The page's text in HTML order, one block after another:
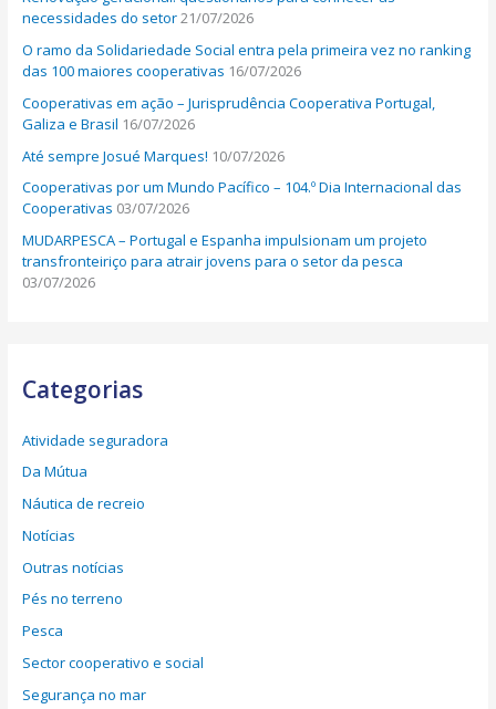
necessidades do setor21/07/2026
O ramo da Solidariedade Social entra pela primeira vez no ranking
das 100 maiores cooperativas 16/07/2026
Cooperativas em ação – Jurisprudência Cooperativa Portugal,
Galiza e Brasil 16/07/2026
Até sempre Josué Marques! 10/07/2026
Cooperativas por um Mundo Pacífico – 104.º Dia Internacional das
Cooperativas 03/07/2026
MUDARPESCA – Portugal e Espanha impulsionam um projeto
transfronteiriço para atrair jovens para o setor da pesca
03/07/2026
Categorias
Atividade seguradora
Da Mútua
Náutica de recreio
Notícias
Outras notícias
Pés no terreno
Pesca
Sector cooperativo e social
Segurança no mar